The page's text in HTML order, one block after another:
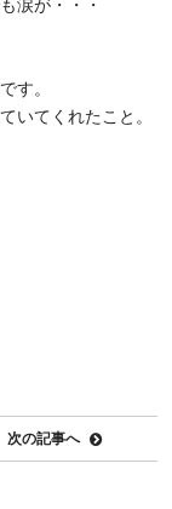
涙が・・・
す。
いてくれたこと。
次の記事へ